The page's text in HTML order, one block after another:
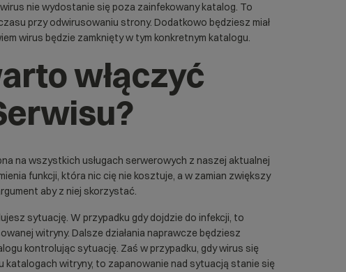
nie wydostanie się poza zainfekowany katalog. To
przy odwirusowaniu strony. Dodatkowo będziesz miał
wirus będzie zamknięty w tym konkretnym katalogu.
włączyć
na wszystkich usługach serwerowych z naszej aktualnej
funkcji, która nic cię nie kosztuje, a w zamian zwiększy
aby z niej skorzystać.
sytuację. W przypadku gdy dojdzie do infekcji, to
witryny. Dalsze działania naprawcze będziesz
kontrolując sytuację. Zaś w przypadku, gdy wirus się
katalogach witryny, to zapanowanie nad sytuacją stanie się